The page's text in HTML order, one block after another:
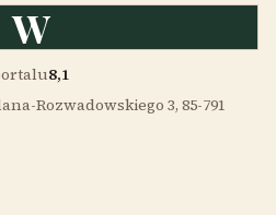
W
8,1
Rozwadowskiego 3, 85-791